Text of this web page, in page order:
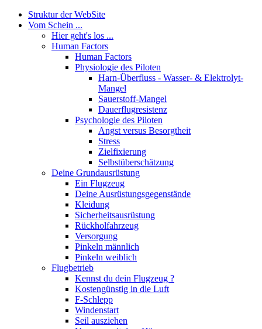
Struktur der WebSite
Vom Schein ...
Hier geht's los ...
Human Factors
Human Factors
Physiologie des Piloten
Harn-Überfluss - Wasser- & Elektrolyt-
Mangel
Sauerstoff-Mangel
Dauerflugresistenz
Psychologie des Piloten
Angst versus Besorgtheit
Stress
Zielfixierung
Selbstüberschätzung
Deine Grundausrüstung
Ein Flugzeug
Deine Ausrüstungsgegenstände
Kleidung
Sicherheitsausrüstung
Rückholfahrzeug
Versorgung
Pinkeln männlich
Pinkeln weiblich
Flugbetrieb
Kennst du dein Flugzeug ?
Kostengünstig in die Luft
F-Schlepp
Windenstart
Seil ausziehen